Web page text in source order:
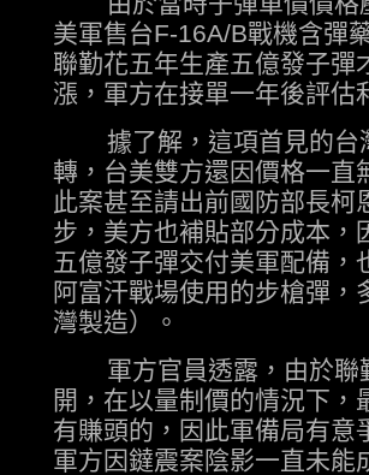
美軍售台F-16A/B戰機含彈
聯勤花五年生產五億發子彈
漲，軍方在接單一年後評估
據了解，這項首見的台
轉，台美雙方還因價格一直
此案甚至請出前國防部長柯
步，美方也補貼部分成本，
五億發子彈交付美軍配備，
阿富汗戰場使用的步槍彈，
灣製造）。
軍方官員透露，由於聯
開，在以量制價的情況下
有賺頭的，因此軍備局有意
軍方因鐽震案陰影一直未能